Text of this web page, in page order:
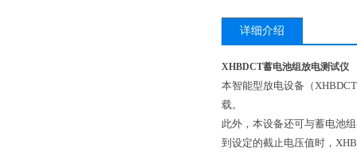
详细介绍
XHBDCT蓄电池组放电测试仪
本智能型放电设备（XHBDCT
载。
此外，本设备还可与蓄电池
到设定的截止电压值时，